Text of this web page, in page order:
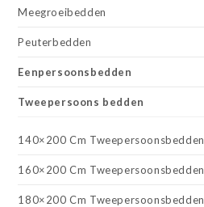
Meegroeibedden
Peuterbedden
Eenpersoonsbedden
Tweepersoons bedden
140×200 Cm Tweepersoonsbedden
160×200 Cm Tweepersoonsbedden
180×200 Cm Tweepersoonsbedden